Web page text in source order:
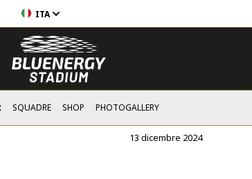
ITA
SQUADRE SHOP PHOTOGALLERY
13 dicembre 2024